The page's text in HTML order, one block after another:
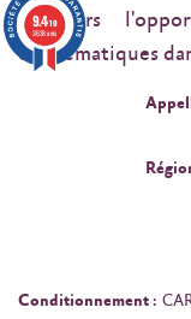
amateurs
emblématiques
Conditionnement :
9.4/10
3638 avis